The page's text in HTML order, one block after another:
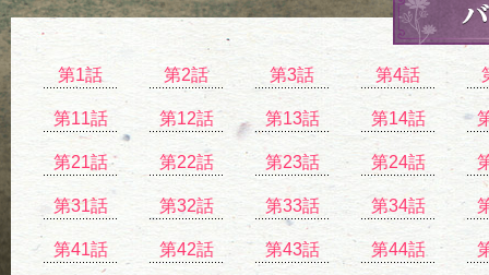
第1話 第2話 第3話 第4話
第11話 第12話 第13話 第14話
第21話 第22話 第23話 第24話
第31話 第32話 第33話 第34話
第41話 第42話 第43話 第44話